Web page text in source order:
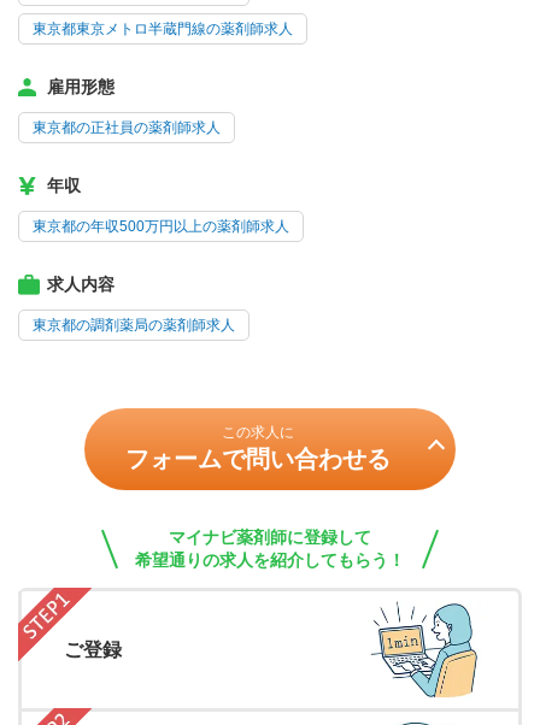
東京都東京メトロ半蔵門線の薬剤師求人
雇用形態
東京都の正社員の薬剤師求人
年収
東京都の年収500万円以上の薬剤師求人
求人内容
東京都の調剤薬局の薬剤師求人
この求人に
フォームで問い合わせる
マイナビ薬剤師に登録して
希望通りの求人を紹介してもらう！
ご登録